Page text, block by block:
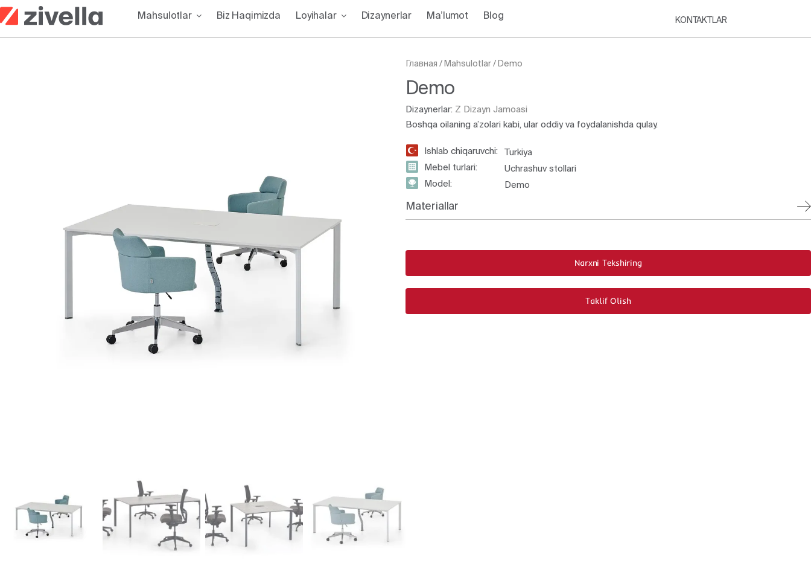
Skip
to
content
Mahsulotlar Biz Haqimizda Loyihalar Dizaynerlar Ma’lumot Blog KONTAKTLAR
Главная / Mahsulotlar/ Demo
Demo
Dizaynerlar: Z Dizayn Jamoasi
Boshqa oilaning a’zolari kabi, ular oddiy va foydalanishda qulay.
Ishlab chiqaruvchi:
Turkiya
Mebel turlari:
Uchrashuv stollari
Model:
Demo
Materiallar
Narxni Tekshiring
Taklif Olish